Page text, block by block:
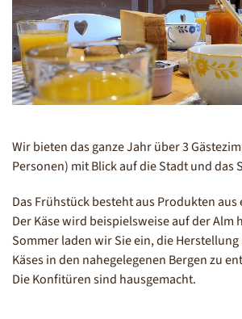
Wir bieten das ganze Jahr über 3
Personen) mit Blick auf die Stadt und das
Das Frühstück besteht aus Produkten
Der Käse wird beispielsweise auf der Alm
Sommer laden wir Sie ein, die
Käses in den nahegelegenen Bergen zu
Die Konfitüren sind hausgemacht.